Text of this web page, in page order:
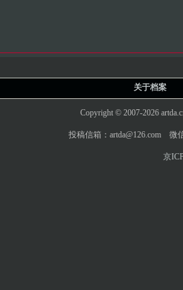
关于档案
Copyright © 2007-2026
投稿信箱：artda@126.com 微
京